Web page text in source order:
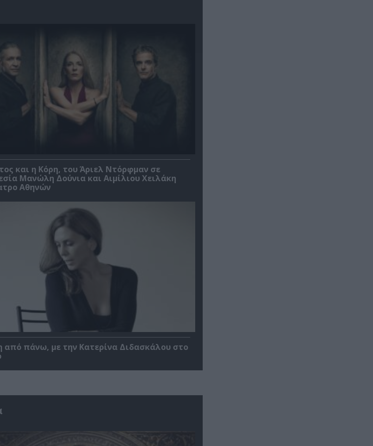
και η Κόρη, του Άριελ Ντόρφμαν σε
Μανώλη Δούνια και Αιμίλιου Χειλάκη
Αθηνών
από πάνω, με την Κατερίνα Διδασκάλου στο